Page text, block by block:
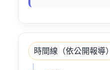
時間線（依公開報導）